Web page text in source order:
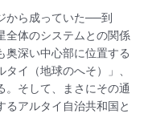
から成っていた──到
全体のシステムとの関係
奥深い中心部に位置する
イ（地球のへそ）」、
。そして、まさにその通
るアルタイ自治共和国と